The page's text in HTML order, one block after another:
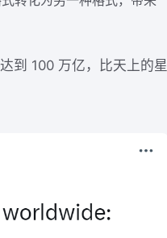
到 100 万亿，比天上的星